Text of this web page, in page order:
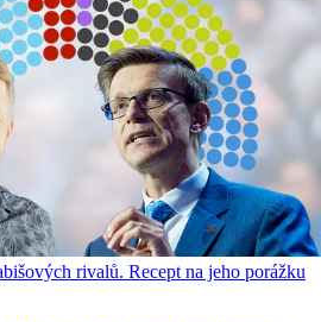
rivalů. Recept na jeho porážku